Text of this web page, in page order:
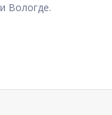
Вологде.